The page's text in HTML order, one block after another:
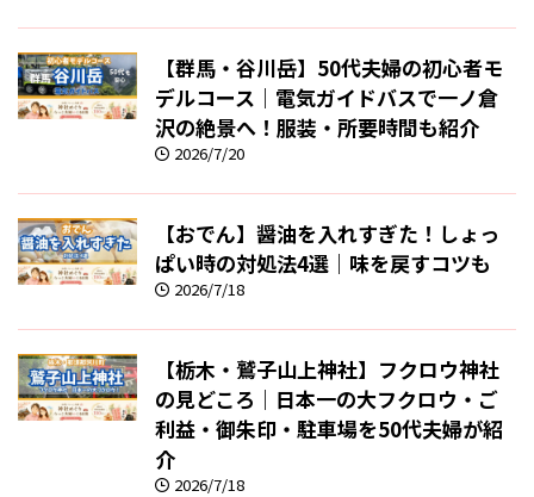
【群馬・谷川岳】50代夫婦の初心者モ
デルコース｜電気ガイドバスで一ノ倉
沢の絶景へ！服装・所要時間も紹介
2026/7/20
【おでん】醤油を入れすぎた！しょっ
ぱい時の対処法4選｜味を戻すコツも
2026/7/18
【栃木・鷲子山上神社】フクロウ神社
の見どころ｜日本一の大フクロウ・ご
利益・御朱印・駐車場を50代夫婦が紹
介
2026/7/18